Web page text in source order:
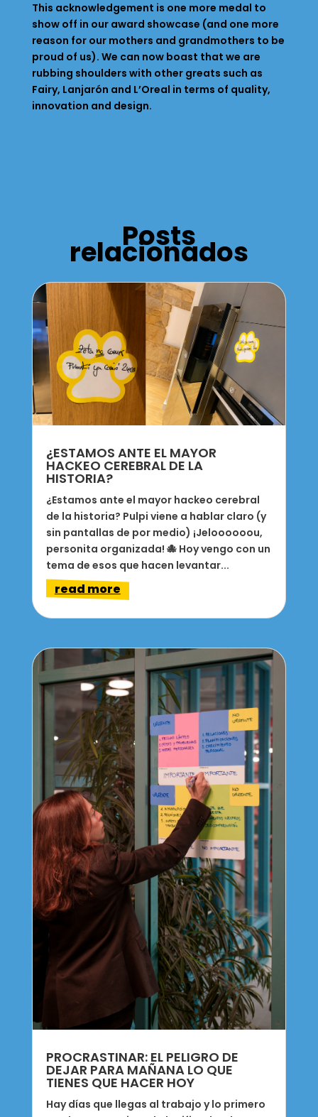
This acknowledgement is one more medal to
show off in our award showcase (and one more
reason for our mothers and grandmothers to be
proud of us). We can now boast that we are
rubbing shoulders with other greats such as
Fairy, Lanjarón and L’Oreal in terms of quality,
innovation and design.
Posts
relacionados
¿ESTAMOS ANTE EL MAYOR
HACKEO CEREBRAL DE LA
HISTORIA?
¿Estamos ante el mayor hackeo cerebral
de la historia? Pulpi viene a hablar claro (y
sin pantallas de por medio) ¡Jeloooooou,
personita organizada! 🐙 Hoy vengo con un
tema de esos que hacen levantar...
read more
PROCRASTINAR: EL PELIGRO DE
DEJAR PARA MAÑANA LO QUE
TIENES QUE HACER HOY
Hay días que llegas al trabajo y lo primero